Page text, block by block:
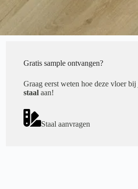
Gratis sample ontvangen?
Graag eerst weten hoe deze vloer
staal aan!
Staal aanvragen